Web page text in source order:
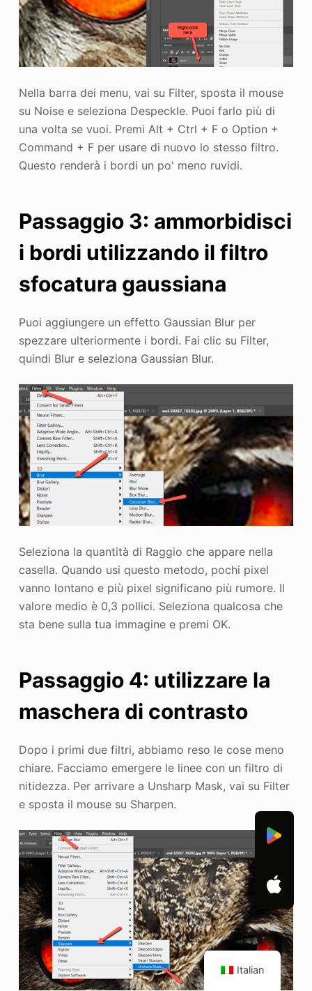
Nella barra dei menu, vai su Filter, sposta il mouse
su Noise e seleziona Despeckle. Puoi farlo più di
una volta se vuoi. Premi Alt + Ctrl + F o Option +
Command + F per usare di nuovo lo stesso filtro.
Questo renderà i bordi un po' meno ruvidi.
Passaggio 3: ammorbidisci
i bordi utilizzando il filtro
sfocatura gaussiana
Puoi aggiungere un effetto Gaussian Blur per
spezzare ulteriormente i bordi. Fai clic su Filter,
quindi Blur e seleziona Gaussian Blur.
Seleziona la quantità di Raggio che appare nella
casella. Quando usi questo metodo, pochi pixel
vanno lontano e più pixel significano più rumore. Il
valore medio è 0,3 pollici. Seleziona qualcosa che
sta bene sulla tua immagine e premi OK.
Passaggio 4: utilizzare la
maschera di contrasto
Dopo i primi due filtri, abbiamo reso le cose meno
chiare. Facciamo emergere le linee con un filtro di
nitidezza. Per arrivare a Unsharp Mask, vai su Filter
e sposta il mouse su Sharpen.
Italian